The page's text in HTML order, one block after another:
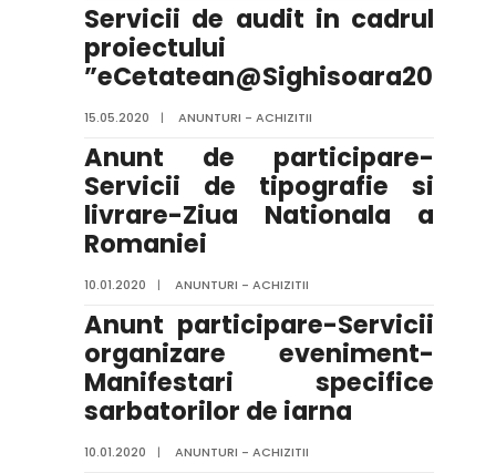
Servicii de audit in cadrul
proiectului
”eCetatean@Sighisoara2021”
15.05.2020 | ANUNTURI - ACHIZITII
Anunt de participare-
Servicii de tipografie si
livrare-Ziua Nationala a
Romaniei
10.01.2020 | ANUNTURI - ACHIZITII
Anunt participare-Servicii
organizare eveniment-
Manifestari specifice
sarbatorilor de iarna
10.01.2020 | ANUNTURI - ACHIZITII